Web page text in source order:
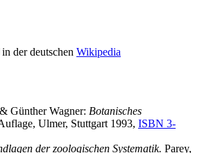
der deutschen Wikipedia
Günther Wagner: Botanisches
Ulmer, Stuttgart 1993, ISBN 3-
der zoologischen Systematik. Parey,